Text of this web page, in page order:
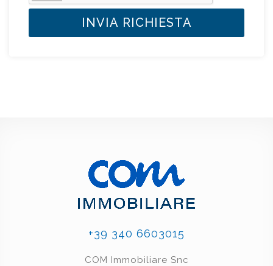
INVIA RICHIESTA
+39 340 6603015
COM Immobiliare Snc